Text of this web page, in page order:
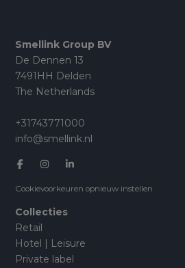
Smellink Group BV
De Dennen 13
7491HH Delden
The Netherlands
+31743771000
info@smellink.nl
Cookievoorkeuren opnieuw instellen
Collecties
Retail
Hotel | Leisure
Private label